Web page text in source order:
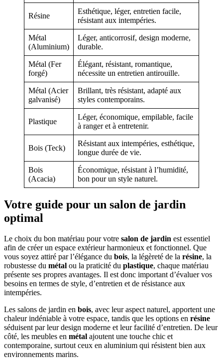
Résine
Esthétique, léger, entretien facile,
résistant aux intempéries.
Métal
(Aluminium)
Léger, anticorrosif, design moderne,
durable.
Métal (Fer
forgé)
Élégant, résistant, romantique,
nécessite un entretien antirouille.
Métal (Acier
galvanisé)
Brillant, très résistant, adapté aux
styles contemporains.
Plastique
Léger, économique, empilable, facile
à ranger et à entretenir.
Bois (Teck)
Résistant aux intempéries, esthétique,
longue durée de vie.
Bois
(Acacia)
Économique, résistant à l’humidité,
bon pour un style naturel.
Votre guide pour un salon de jardin
optimal
Le choix du bon matériau pour votre salon de jardin est essentiel
afin de créer un espace extérieur harmonieux et fonctionnel. Que
vous soyez attiré par l’élégance du bois, la légèreté de la résine, la
robustesse du métal ou la praticité du plastique, chaque matériau
présente ses propres avantages. Il est donc important d’évaluer vos
besoins en termes de style, d’entretien et de résistance aux
intempéries.
Les salons de jardin en bois, avec leur aspect naturel, apportent une
chaleur indéniable à votre espace, tandis que les options en résine
séduisent par leur design moderne et leur facilité d’entretien. De leur
côté, les meubles en métal ajoutent une touche chic et
contemporaine, surtout ceux en aluminium qui résistent bien aux
environnements marins.